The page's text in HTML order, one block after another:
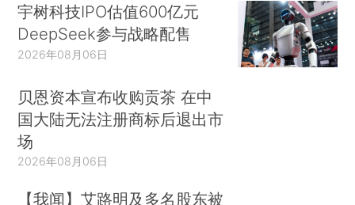
宇树科技IPO估值600亿元
DeepSeek参与战略配售
2026年08月06日
贝恩资本宣布收购贡茶 在中
国大陆无法注册商标后退出市
场
2026年08月06日
【我闻】艾路明及多名股东被